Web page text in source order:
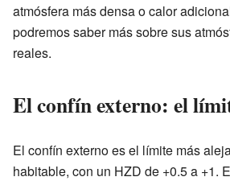
atmósfera más densa o calor
podremos saber más sobre sus
reales.
El confín externo: el
El confín externo es el límite más
habitable, con un HZD de +0.5 a +1.